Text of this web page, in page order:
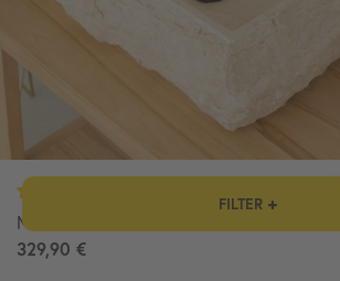
Marmor - Waschbecken KOTAK 50 cm creme
329,90 €
FILTER